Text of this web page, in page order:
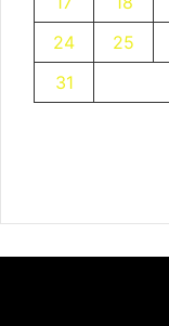
24
25
31